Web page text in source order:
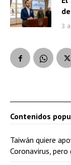
3
Contenidos
Taiwán quiere
Coronavirus,